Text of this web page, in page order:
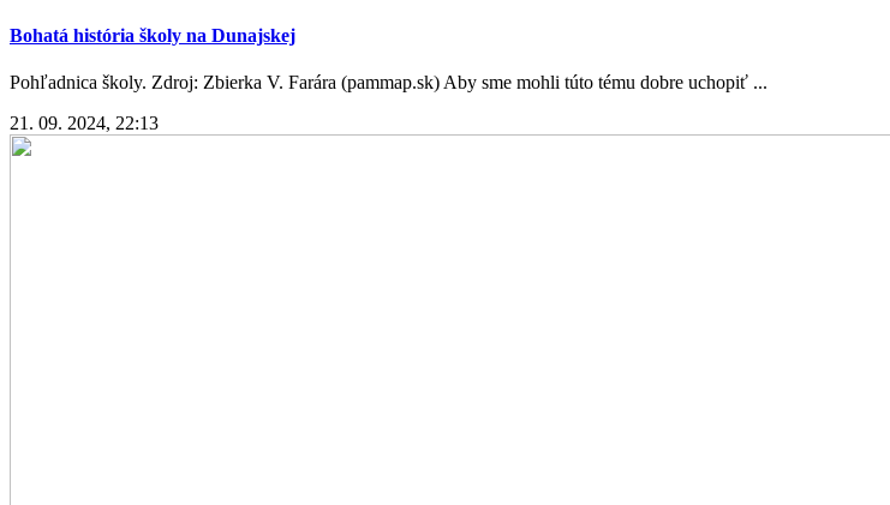
Bohatá história školy na Dunajskej
Pohľadnica školy. Zdroj: Zbierka V. Farára (pammap.sk) Aby sme mohli túto tému dobre uchopiť ...
21. 09. 2024, 22:13